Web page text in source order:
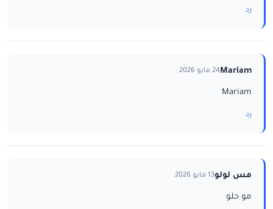
رد
Mariam24 مايو 2026
Mariam
رد
مس لولو13 مايو 2026
مو حلو